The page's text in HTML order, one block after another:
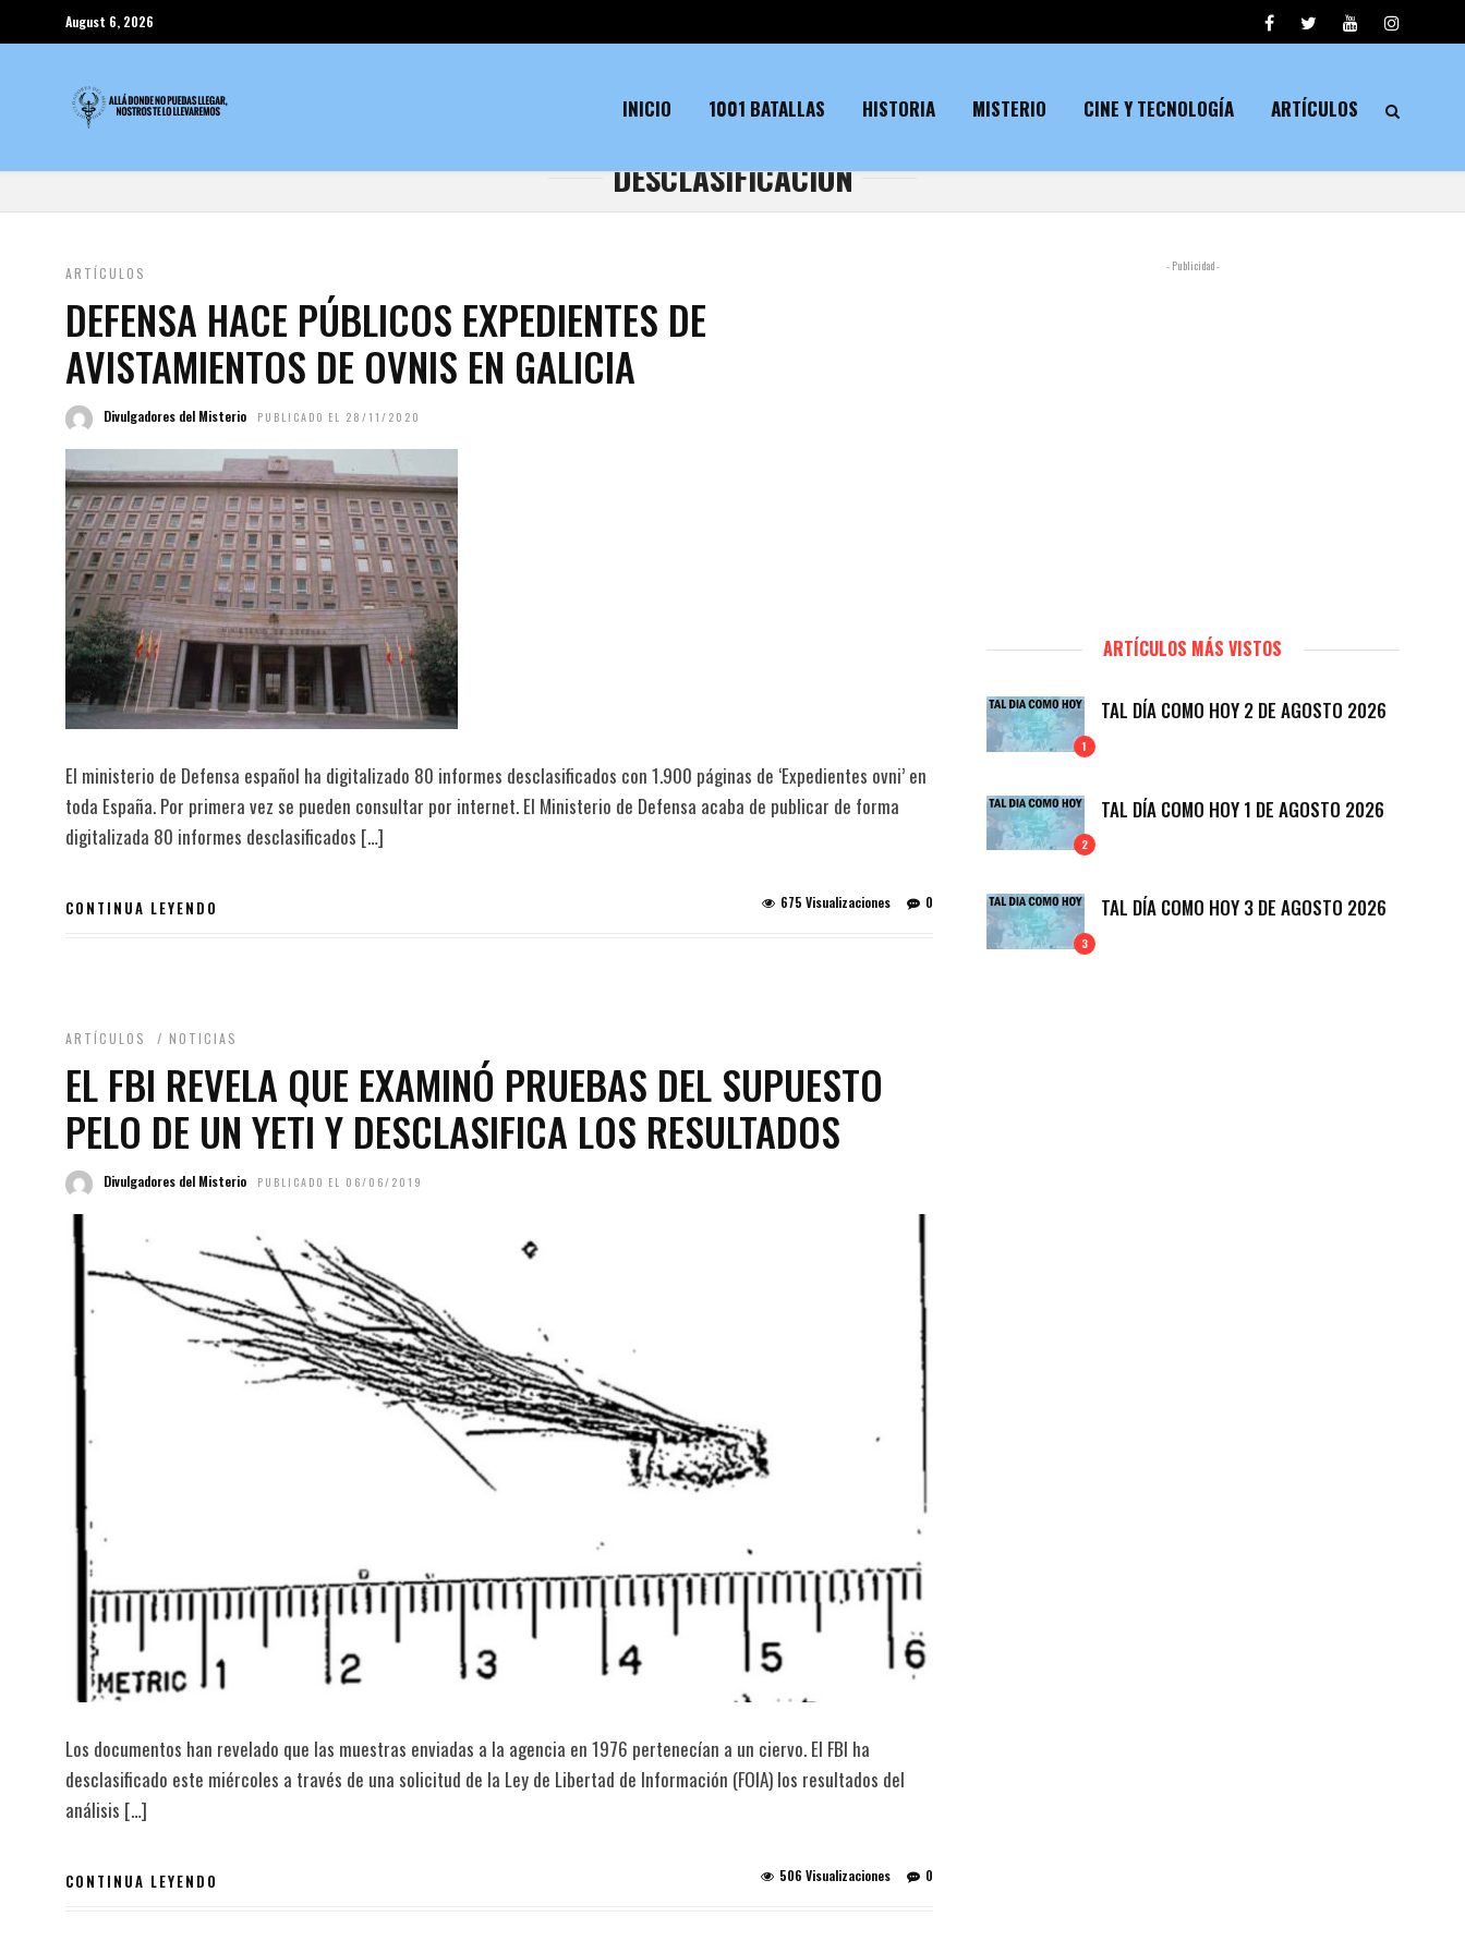
August 6, 2026
INICIO 1001 BATALLAS HISTORIA MISTERIO CINE Y TECNOLOGÍA ARTÍCULOS
DESCLASIFICACION
ARTÍCULOS
DEFENSA HACE PÚBLICOS EXPEDIENTES DE
AVISTAMIENTOS DE OVNIS EN GALICIA
Divulgadores del Misterio PUBLICADO EL 28/11/2020
El ministerio de Defensa español ha digitalizado 80 informes desclasificados con 1.900 páginas de ‘Expedientes ovni’ en
toda España. Por primera vez se pueden consultar por internet. El Ministerio de Defensa acaba de publicar de forma
digitalizada 80 informes desclasificados […]
CONTINUA LEYENDO 0
675 Visualizaciones
ARTÍCULOS / NOTICIAS
EL FBI REVELA QUE EXAMINÓ PRUEBAS DEL SUPUESTO
PELO DE UN YETI Y DESCLASIFICA LOS RESULTADOS
Divulgadores del Misterio PUBLICADO EL 06/06/2019
Los documentos han revelado que las muestras enviadas a la agencia en 1976 pertenecían a un ciervo. El FBI ha
desclasificado este miércoles a través de una solicitud de la Ley de Libertad de Información (FOIA) los resultados del
análisis […]
CONTINUA LEYENDO 0
506 Visualizaciones
- Publicidad -
ARTÍCULOS MÁS VISTOS
1
TAL DÍA COMO HOY 2 DE AGOSTO 2026
2
TAL DÍA COMO HOY 1 DE AGOSTO 2026
3
TAL DÍA COMO HOY 3 DE AGOSTO 2026